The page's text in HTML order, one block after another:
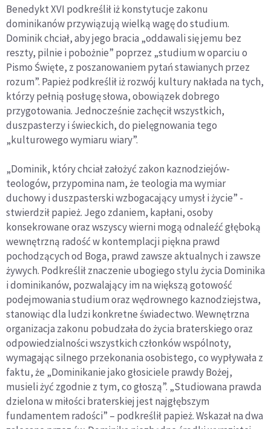
Benedykt XVI podkreślił iż konstytucje zakonu
dominikanów przywiązują wielką wagę do studium.
Dominik chciał, aby jego bracia „oddawali się jemu bez
reszty, pilnie i pobożnie” poprzez „studium w oparciu o
Pismo Święte, z poszanowaniem pytań stawianych przez
rozum”. Papież podkreślił iż rozwój kultury nakłada na tych,
którzy pełnią posługę słowa, obowiązek dobrego
przygotowania. Jednocześnie zachęcił wszystkich,
duszpasterzy i świeckich, do pielęgnowania tego
„kulturowego wymiaru wiary”.
„Dominik, który chciał założyć zakon kaznodziejów-
teologów, przypomina nam, że teologia ma wymiar
duchowy i duszpasterski wzbogacający umysł i życie” -
stwierdził papież. Jego zdaniem, kapłani, osoby
konsekrowane oraz wszyscy wierni mogą odnaleźć głęboką
wewnętrzną radość w kontemplacji piękna prawd
pochodzących od Boga, prawd zawsze aktualnych i zawsze
żywych. Podkreślił znaczenie ubogiego stylu życia Dominika
i dominikanów, pozwalający im na większą gotowość
podejmowania studium oraz wędrownego kaznodziejstwa,
stanowiąc dla ludzi konkretne świadectwo. Wewnętrzna
organizacja zakonu pobudzała do życia braterskiego oraz
odpowiedzialności wszystkich członków wspólnoty,
wymagając silnego przekonania osobistego, co wypływała z
faktu, że „Dominikanie jako głosiciele prawdy Bożej,
musieli żyć zgodnie z tym, co głoszą”. „Studiowana prawda
dzielona w miłości braterskiej jest najgłębszym
fundamentem radości” – podkreślił papież. Wskazał na dwa